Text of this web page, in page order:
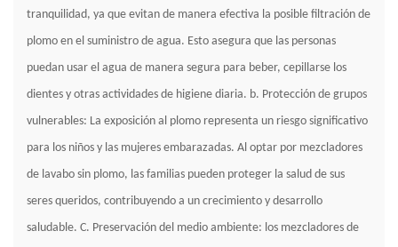
tranquilidad, ya que evitan de manera efectiva la posible filtración de
plomo en el suministro de agua. Esto asegura que las personas
puedan usar el agua de manera segura para beber, cepillarse los
dientes y otras actividades de higiene diaria. b. Protección de grupos
vulnerables: La exposición al plomo representa un riesgo significativo
para los niños y las mujeres embarazadas. Al optar por mezcladores
de lavabo sin plomo, las familias pueden proteger la salud de sus
seres queridos, contribuyendo a un crecimiento y desarrollo
saludable. C. Preservación del medio ambiente: los mezcladores de